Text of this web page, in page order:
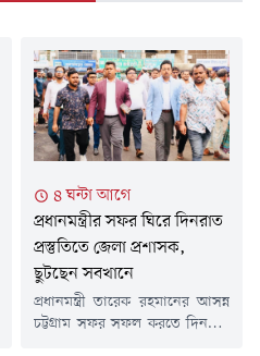
৪ ঘন্টা আগে
প্রধানমন্ত্রীর সফর ঘিরে দিনরাত
প্রস্তুতিতে জেলা প্রশাসক,
ছুটছেন সবখানে
প্রধানমন্ত্রী তারেক রহমানের আসন্ন
চট্টগ্রাম সফর সফল করতে দিনরাত